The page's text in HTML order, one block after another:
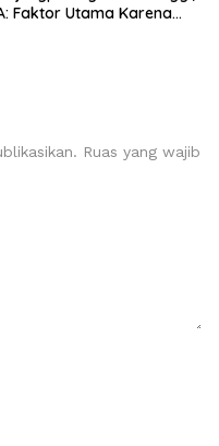
Faktor Utama Karena
Ruas yang wajib